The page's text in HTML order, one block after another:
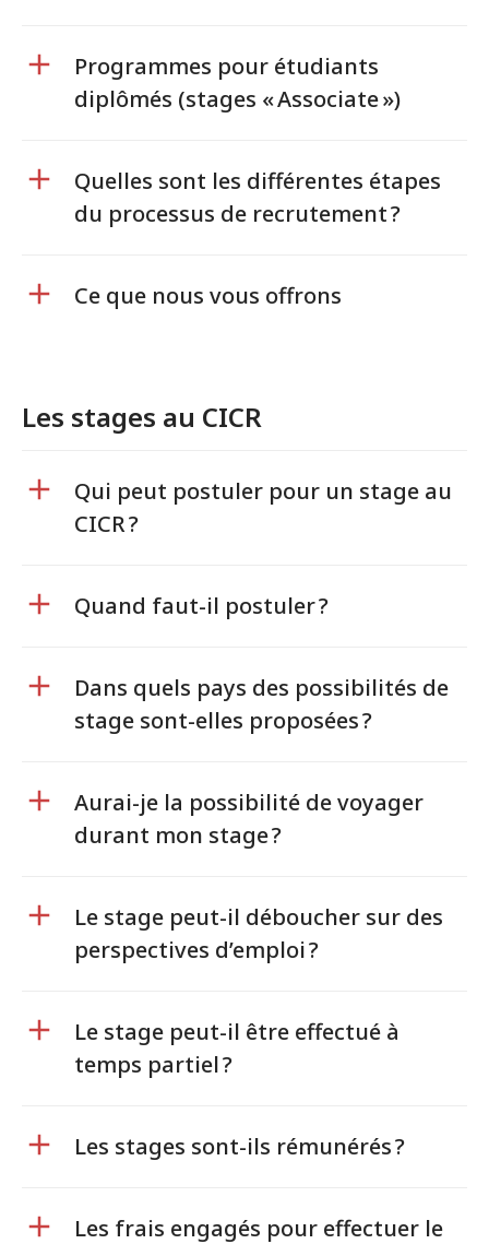
Programmes pour étudiants
diplômés (stages « Associate »)
Quelles sont les différentes étapes
du processus de recrutement ?
Ce que nous vous offrons
Les stages au CICR
Qui peut postuler pour un stage au
CICR ?
Quand faut-il postuler ?
Dans quels pays des possibilités de
stage sont-elles proposées ?
Aurai-je la possibilité de voyager
durant mon stage ?
Le stage peut-il déboucher sur des
perspectives d’emploi ?
Le stage peut-il être effectué à
temps partiel ?
Les stages sont-ils rémunérés ?
Les frais engagés pour effectuer le